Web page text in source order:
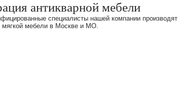
антикварной мебели
специалисты нашей компании производят
мягкой мебели в Москве и МО.